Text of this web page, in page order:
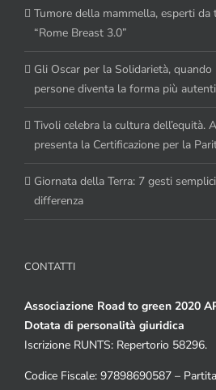
Tumore della mammella, esperti
“Rome Breast 3.0”
Gli Oscar per la Solidarietà,
persone diventa la forma più
Tivoli celebra la cultura dell’equità.
presenta la Certificazione per la
Giornata della Terra: 7 gesti
differenza
CONTATTI
Associazione Road to green 2020
Dotata di personalità giuridica
Iscrizione RUNTS: Repertorio 58296.
Codice Fiscale: 97898690587 –